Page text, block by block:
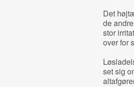
Det
de
stor
over for
set sig